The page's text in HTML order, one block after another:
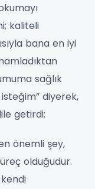
kaliteli
bana en iyi
sağlık
diyerek,
getirdi:
önemli şey,
olduğudur.